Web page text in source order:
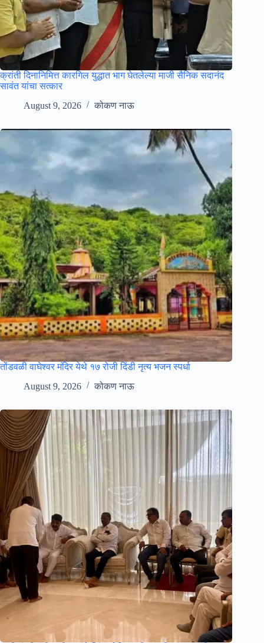
क्रांती दिनानिमित्त कारगिल युद्धात भाग घेतलेल्या माजी सैनिक सदानंद
सावंत यांचा सत्कार
August 9, 2026
कोकण नाऊ
तोंडवळी वाघेश्वर मंदिर येथे १७ रोजी दिंडी नृत्य भजन स्पर्धा
August 9, 2026
कोकण नाऊ